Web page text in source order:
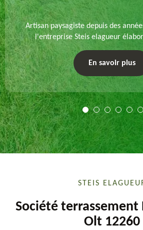
Artisan paysagiste depuis des
l'entreprise Steis elagueur
d'aménagement paysager et
afférents. Devis gratuit et
En savoir plus
STEIS
Société terrassement
Olt 12260